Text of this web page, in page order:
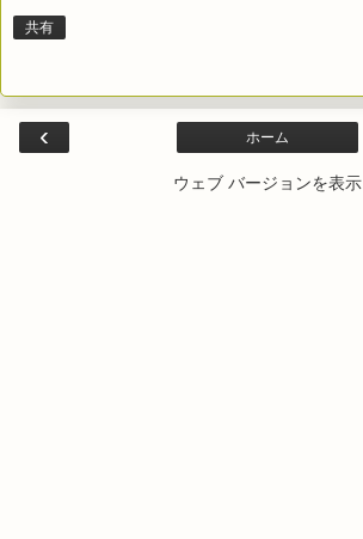
共有
‹ ホーム
ウェブ バージョンを表示